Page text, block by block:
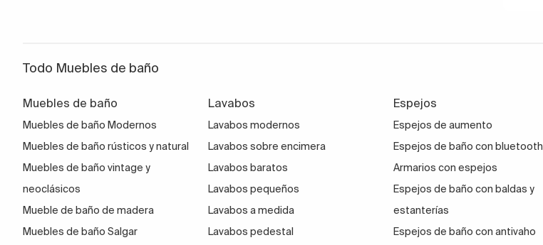
Todo Muebles de baño
Muebles de baño
Muebles de baño Modernos
Muebles de baño rústicos y natural
Muebles de baño vintage y
neoclásicos
Mueble de baño de madera
Muebles de baño Salgar
Lavabos
Lavabos modernos
Lavabos sobre encimera
Lavabos baratos
Lavabos pequeños
Lavabos a medida
Lavabos pedestal
Espejos
Espejos de aumento
Espejos de baño con bluetooth
Armarios con espejos
Espejos de baño con baldas y
estanterías
Espejos de baño con antivaho